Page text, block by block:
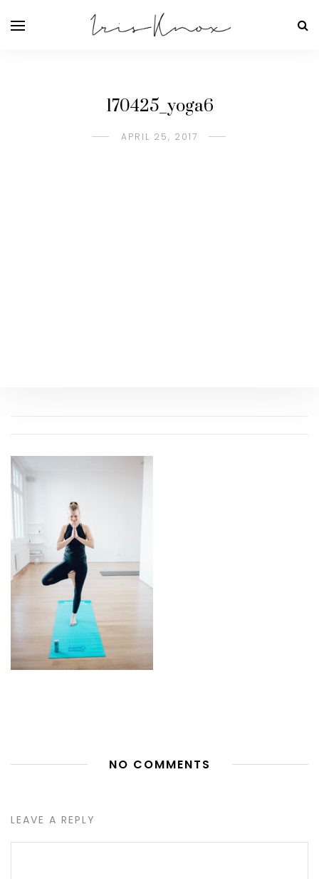
170425_yoga6
APRIL 25, 2017
NO COMMENTS
LEAVE A REPLY